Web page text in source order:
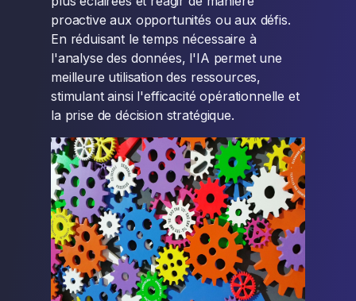
proactive aux opportunités ou aux défis.
En réduisant le temps nécessaire à
l'analyse des données, l'IA permet une
meilleure utilisation des ressources,
stimulant ainsi l'efficacité opérationnelle et
la prise de décision stratégique.